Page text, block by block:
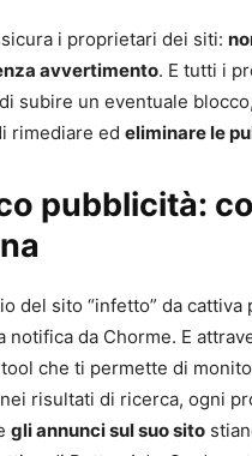
i proprietari dei siti:
avvertimento. E tutti i
subire un eventuale
rimediare ed eliminare le
pubblicità:
del sito “infetto” da cattiva
notifica da Chorme. E
tool che ti permette di
risultati di ricerca, ogni
gli annunci sul suo sito